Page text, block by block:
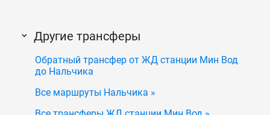
Другие трансферы
Обратный трансфер от ЖД станции Мин Вод
до Нальчика
Все маршруты Нальчика »